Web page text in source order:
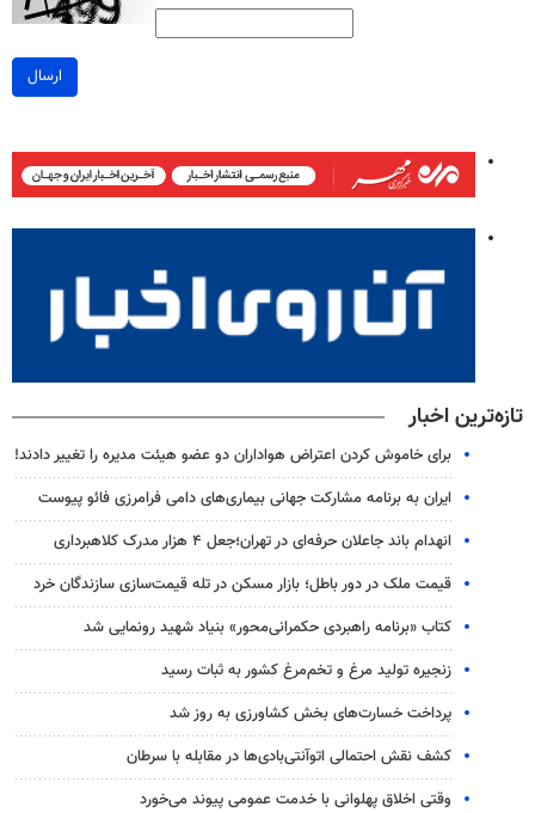
ارسال
تازه‌ترین اخبار
برای خاموش کردن اعتراض هواداران دو عضو هیئت مدیره را تغییر دادند!
ایران به برنامه مشارکت جهانی بیماری‌های دامی فرامرزی فائو پیوست
انهدام باند جاعلان حرفه‌ای در تهران؛جعل ۴ هزار مدرک کلاهبرداری
قیمت ملک در دور باطل؛ بازار مسکن در تله قیمت‌سازی سازندگان خرد
کتاب «برنامه راهبردی حکمرانی‌محور» بنیاد شهید رونمایی شد
زنجیره تولید مرغ و تخم‌مرغ کشور به ثبات رسید
پرداخت خسارت‌های بخش کشاورزی به‌ روز شد
کشف نقش احتمالی اتوآنتی‌بادی‌ها در مقابله با سرطان
وقتی اخلاق پهلوانی با خدمت عمومی پیوند می‌خورد